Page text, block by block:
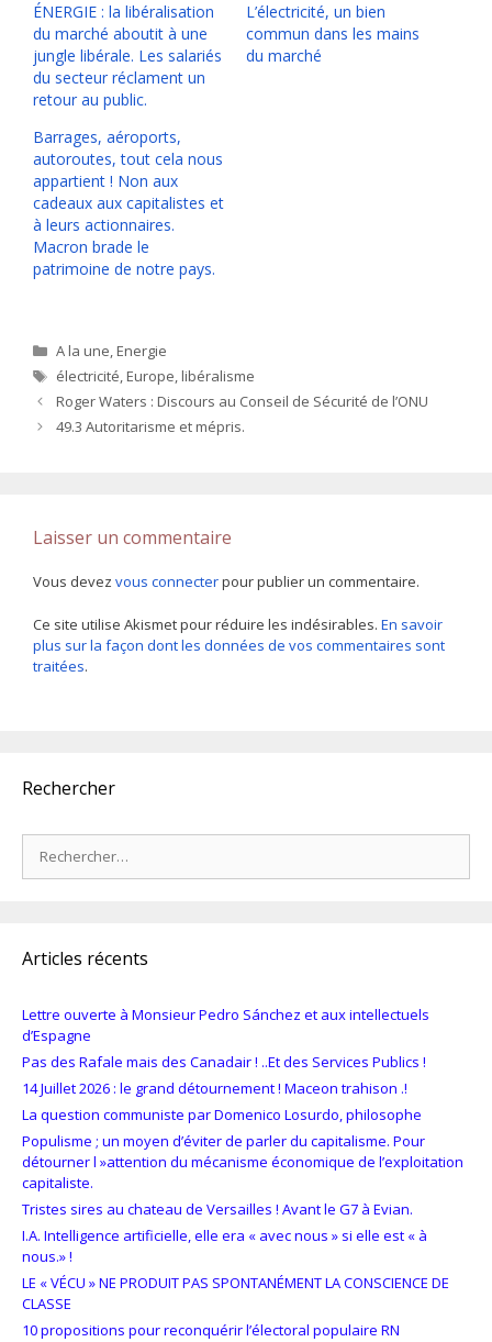
ÉNERGIE : la libéralisation
du marché aboutit à une
jungle libérale. Les salariés
du secteur réclament un
retour au public.
L’électricité, un bien
commun dans les mains
du marché
Barrages, aéroports,
autoroutes, tout cela nous
appartient ! Non aux
cadeaux aux capitalistes et
à leurs actionnaires.
Macron brade le
patrimoine de notre pays.
Catégories
A la une,Energie
Étiquettes
électricité,Europe,libéralisme
Roger Waters : Discours au Conseil de Sécurité de l’ONU
49.3 Autoritarisme et mépris.
Laisser un commentaire
Vous devez vous connecterpour publier un commentaire.
Ce site utilise Akismet pour réduire les indésirables. En savoir
plus sur la façon dont les données de vos commentaires sont
traitées.
Rechercher
Articles récents
Lettre ouverte à Monsieur Pedro Sánchez et aux intellectuels
d’Espagne
Pas des Rafale mais des Canadair ! ..Et des Services Publics !
14 Juillet 2026 : le grand détournement ! Maceon trahison .!
La question communiste par Domenico Losurdo, philosophe
Populisme ; un moyen d’éviter de parler du capitalisme. Pour
détourner l »attention du mécanisme économique de l’exploitation
capitaliste.
Tristes sires au chateau de Versailles ! Avant le G7 à Evian.
I.A. Intelligence artificielle, elle era « avec nous » si elle est « à
nous.» !
LE « VÉCU » NE PRODUIT PAS SPONTANÉMENT LA CONSCIENCE DE
CLASSE
10 propositions pour reconquérir l’électoral populaire RN